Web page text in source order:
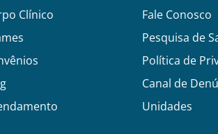
Clínico
Fale Conosco
Pesquisa de
Política de
Canal de
Unidades